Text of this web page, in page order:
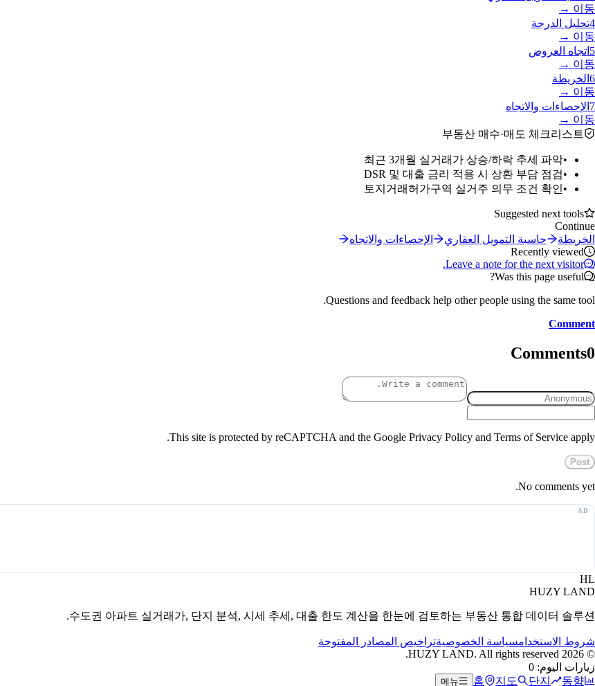
이동 →
4تحليل الدرجة
이동 →
5 اتجاه العروض
이동 →
6 الخريطة
이동 →
7 الإحصاءات والاتجاه
이동 →
부동산 매수·매도 체크리스트
•
최근 3개월 실거래가 상승/하락 추세 파악
•
DSR 및 대출 금리 적용 시 상환 부담 점검
•
토지거래허가구역 실거주 의무 조건 확인
Suggested next tools
Continue
الخريطة
حاسبة التمويل العقاري
الإحصاءات والاتجاه
Recently viewed
Leave a note for the next visitor.
Was this page useful?
Questions and feedback help other people using the same tool.
Comment
Comments0
This site is protected by reCAPTCHA and the Google Privacy Policy and Terms of Service apply.
Post
No comments yet.
HL
HUZY LAND
수도권 아파트 실거래가, 단지 분석, 시세 추세, 대출 한도 계산을 한눈에 검토하는 부동산 통합 데이터 솔루션.
شروط الاستخدامسياسة الخصوصيةتراخيص المصادر المفتوحة
©
2026
زيارات اليوم: 0
홈
지도 단지 동향
메뉴